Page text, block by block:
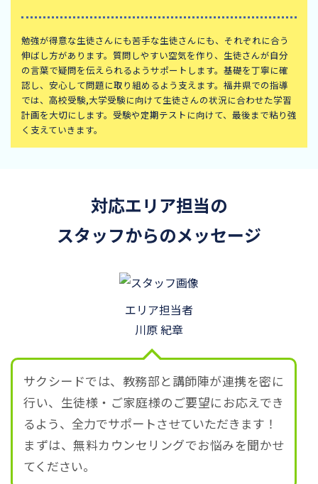
勉強が得意な生徒さんにも苦手な生徒さんにも、それぞれに合う
伸ばし方があります。質問しやすい空気を作り、生徒さんが自分
の言葉で疑問を伝えられるようサポートします。基礎を丁寧に確
認し、安心して問題に取り組めるよう支えます。福井県での指導
では、高校受験,大学受験に向けて生徒さんの状況に合わせた学習
計画を大切にします。受験や定期テストに向けて、最後まで粘り強
く支えていきます。
対応エリア担当の
スタッフからのメッセージ
エリア担当者
川原 紀章
サクシードでは、教務部と講師陣が連携を密に
行い、生徒様・ご家庭様のご要望にお応えでき
るよう、全力でサポートさせていただきます！
まずは、無料カウンセリングでお悩みを聞かせ
てください。